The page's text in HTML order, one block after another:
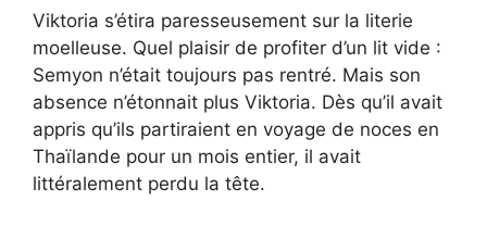
Viktoria s’étira paresseusement sur la literie
moelleuse. Quel plaisir de profiter d’un lit vide :
Semyon n’était toujours pas rentré. Mais son
absence n’étonnait plus Viktoria. Dès qu’il avait
appris qu’ils partiraient en voyage de noces en
Thaïlande pour un mois entier, il avait
littéralement perdu la tête.